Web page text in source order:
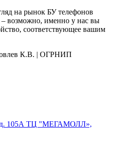
на рынок БУ телефонов
возможно, именно у нас вы
соответствующее вашим
К.В. | ОГРНИП
д. 105А ТЦ "МЕГАМОЛЛ»,